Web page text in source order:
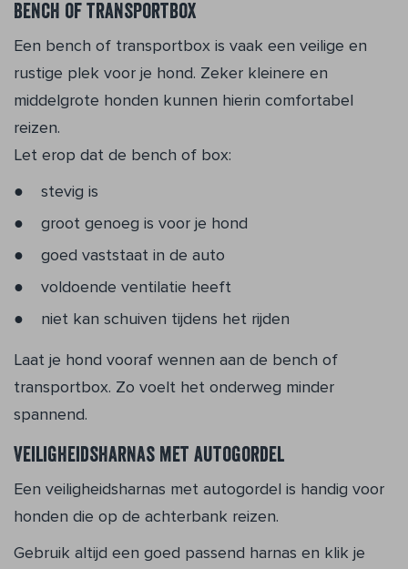
Bench of transportbox
Een bench of transportbox is vaak een veilige en
rustige plek voor je hond. Zeker kleinere en
middelgrote honden kunnen hierin comfortabel
reizen.
Let erop dat de bench of box:
stevig is
groot genoeg is voor je hond
goed vaststaat in de auto
voldoende ventilatie heeft
niet kan schuiven tijdens het rijden
Laat je hond vooraf wennen aan de bench of
transportbox. Zo voelt het onderweg minder
spannend.
Veiligheidsharnas met autogordel
Een veiligheidsharnas met autogordel is handig voor
honden die op de achterbank reizen.
Gebruik altijd een goed passend harnas en klik je